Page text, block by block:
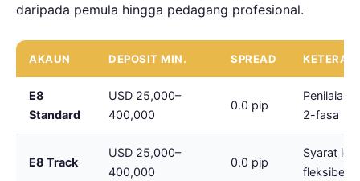
daripada pemula hingga pedagang profesional.
AKAUN DEPOSIT MIN. SPREAD
E8
Standard
USD 25,000–
400,000
0.0 pip
Penilaian
2-fasa
E8 Track
USD 25,000–
400,000
0.0 pip
Syarat
fleksibel